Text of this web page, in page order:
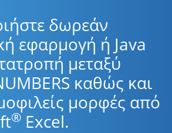
δωρεάν
εφαρμογή ή Java
μεταξύ
καθώς και
μορφές από
® Excel.